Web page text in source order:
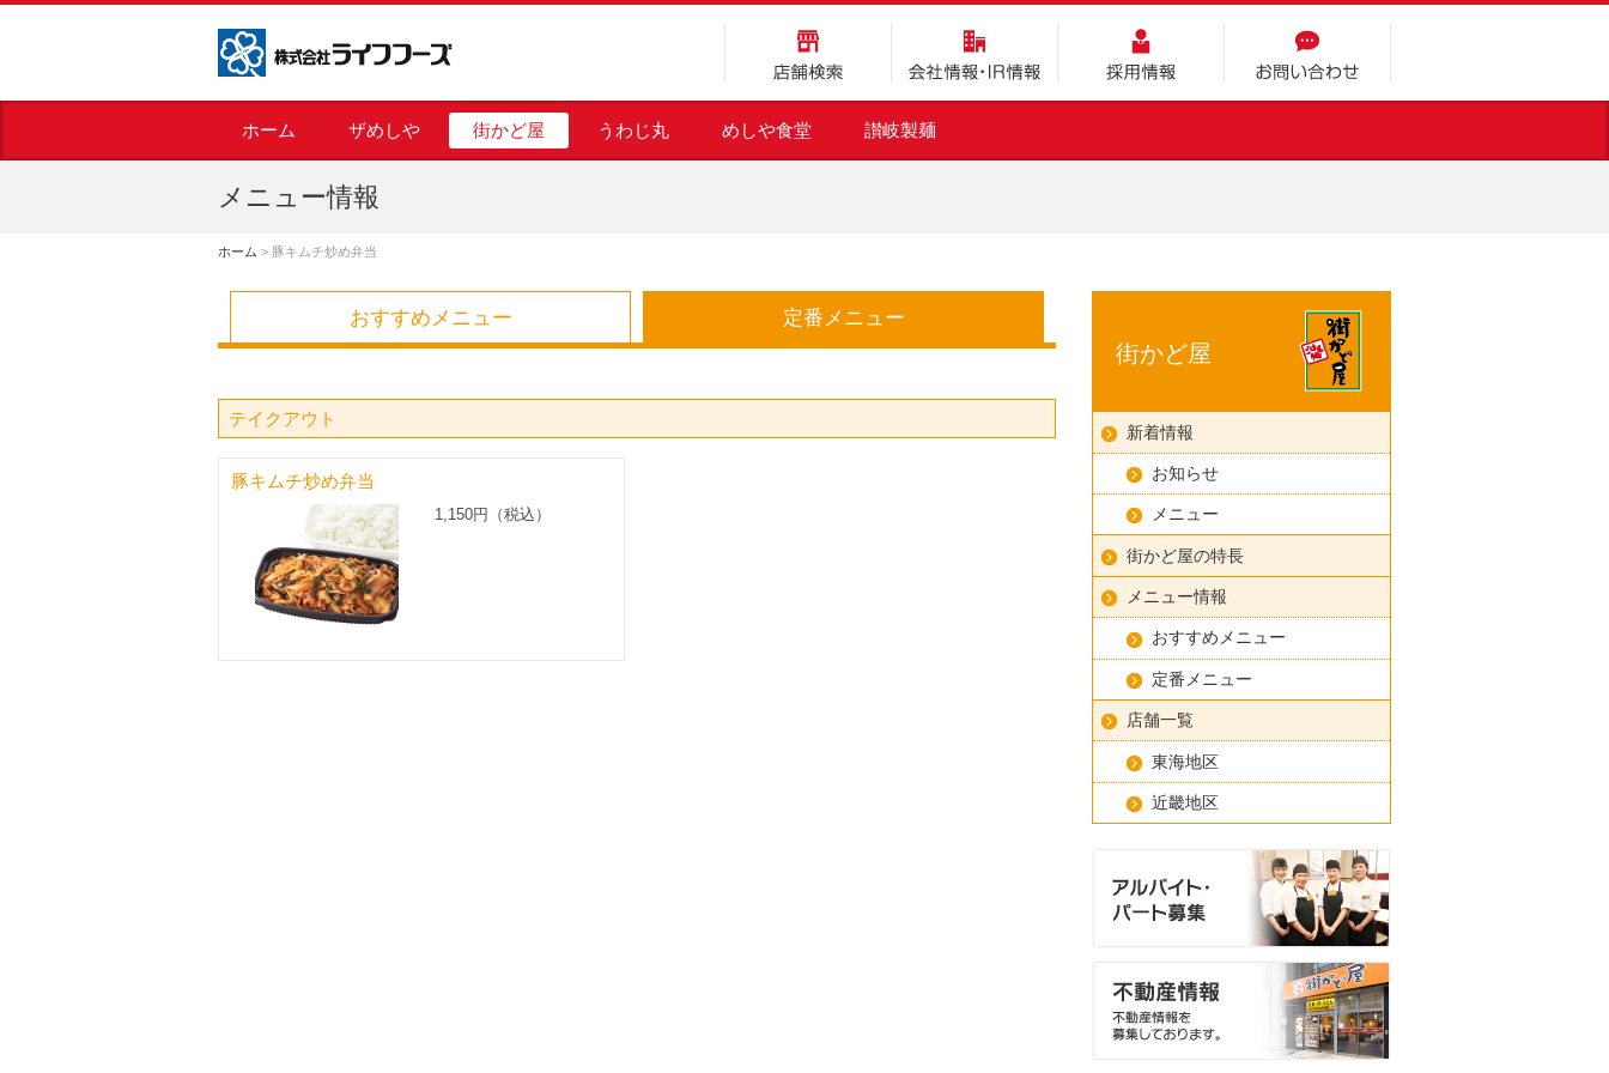
店舗検索 会社情報・IR情報 採用情報 お問い合わせ
ホーム ザめしや 街かど屋 うわじ丸 めしや食堂 讃岐製麺
メニュー情報
ホーム > 豚キムチ炒め弁当
おすすめメニュー 定番メニュー
テイクアウト
豚キムチ炒め弁当
1,150円（税込）
街かど屋
新着情報
お知らせ
メニュー
街かど屋の特長
メニュー情報
おすすめメニュー
定番メニュー
店舗一覧
東海地区
近畿地区